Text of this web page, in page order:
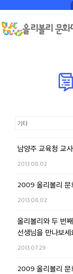
남양주 교육청 교
2013.08.02
2009 올리볼리 문
2013.08.02
올리볼리와 두 번
선생님을 만나보세
2013.07.29
2009 올리볼리 문